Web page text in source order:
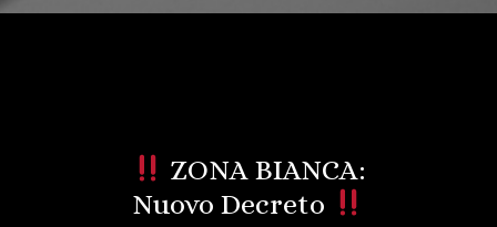
ZONA BIANCA:
Nuovo Decreto